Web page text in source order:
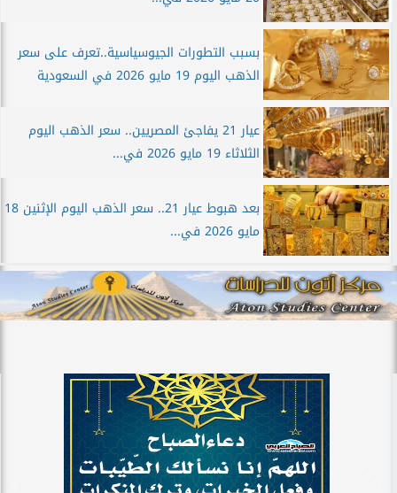
بسبب التطورات الجيوسياسية..تعرف على سعر
الذهب اليوم 19 مايو 2026 في السعودية
عيار 21 يفاجئ المصريين.. سعر الذهب اليوم
الثلاثاء 19 مايو 2026 في...
بعد هبوط عيار 21.. سعر الذهب اليوم الإثنين 18
مايو 2026 في...